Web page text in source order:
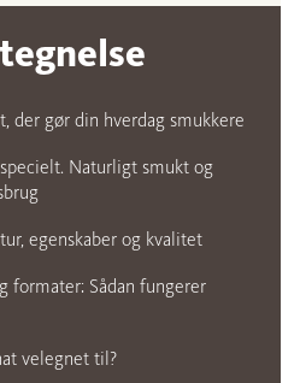
der gør din hverdag smukkere
Naturligt smukt og
egenskaber og kvalitet
formater: Sådan fungerer
velegnet til?